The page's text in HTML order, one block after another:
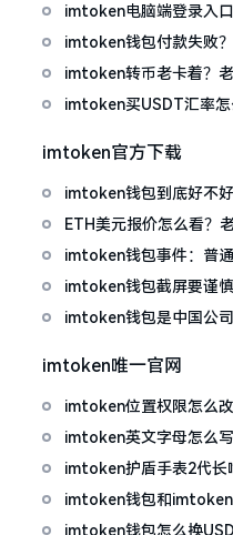
imtoken电脑端登录入
imtoken钱包付款失败
imtoken转币老卡着？
imtoken买USDT汇率
imtoken官方下载
imtoken钱包到底好不
ETH美元报价怎么看？
imtoken钱包事件：普通
imtoken钱包截屏要谨
imtoken钱包是中国公
imtoken唯一官网
imtoken位置权限怎么
imtoken英文字母怎么
imtoken护盾手表2代长
imtoken钱包和imtoken
就懂了
imtoken钱包怎么换